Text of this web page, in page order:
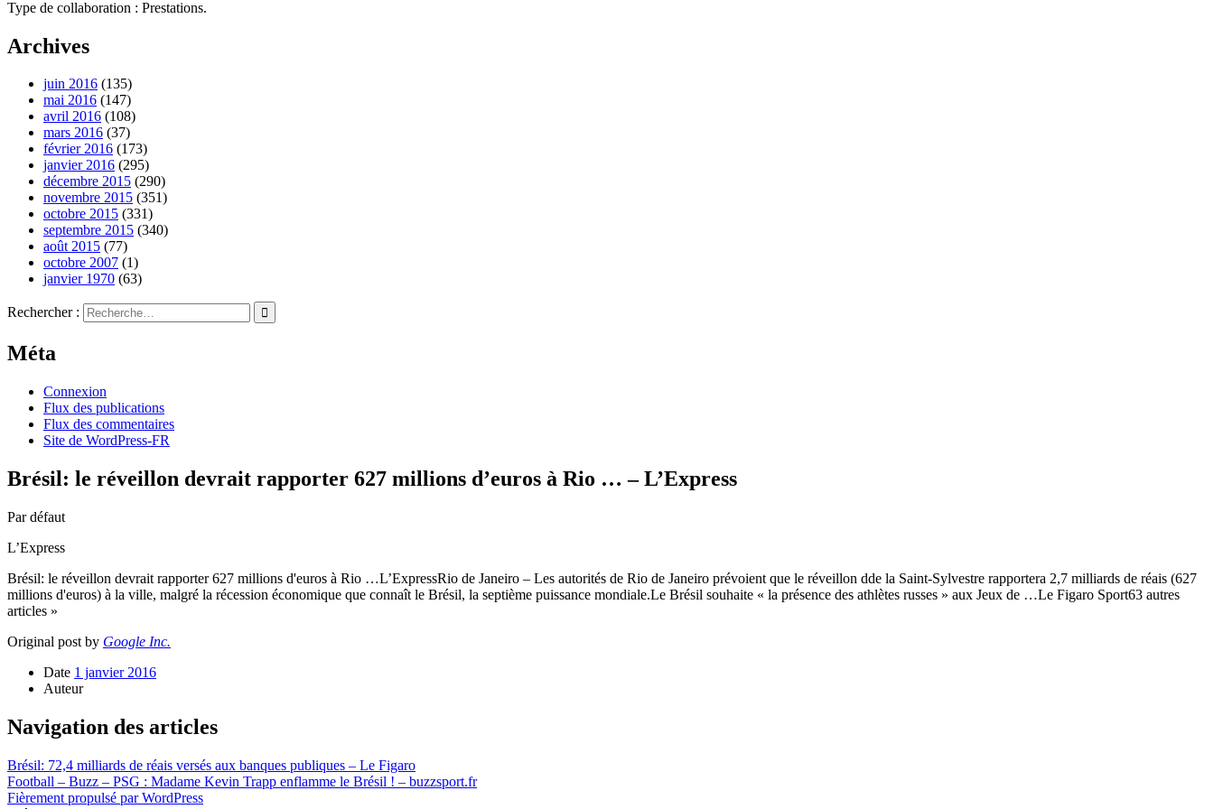
Type de collaboration : Prestations.
Archives
juin 2016 (135)
mai 2016 (147)
avril 2016 (108)
mars 2016 (37)
février 2016 (173)
janvier 2016 (295)
décembre 2015 (290)
novembre 2015 (351)
octobre 2015 (331)
septembre 2015 (340)
août 2015 (77)
octobre 2007 (1)
janvier 1970 (63)
Rechercher :
Méta
Connexion
Flux des publications
Flux des commentaires
Site de WordPress-FR
Brésil: le réveillon devrait rapporter 627 millions d’euros à Rio … – L’Express
Par défaut
L’Express
Brésil: le réveillon devrait rapporter 627 millions d'euros à Rio …L’ExpressRio de Janeiro – Les autorités de Rio de Janeiro prévoient que le réveillon dde la Saint-Sylvestre rapportera 2,7 milliards de réais (627
millions d'euros) à la ville, malgré la récession économique que connaît le Brésil, la septième puissance mondiale.Le Brésil souhaite « la présence des athlètes russes » aux Jeux de …Le Figaro Sport63 autres
articles »
Original post by Google Inc.
Date 1 janvier 2016
Auteur
Navigation des articles
Brésil: 72,4 milliards de réais versés aux banques publiques – Le Figaro
Football – Buzz – PSG : Madame Kevin Trapp enflamme le Brésil ! – buzzsport.fr
Fièrement propulsé par WordPress